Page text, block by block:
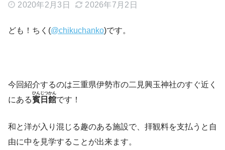
2020年2月3日 2026年7月2日
ども！ちく(@chikuchanko)です。
今回紹介するのは三重県伊勢市の二見興玉神社のすぐ近く
にある賓日館
ひんじつかん
です！
和と洋が入り混じる趣のある施設で、拝観料を支払うと自
由に中を見学することが出来ます。